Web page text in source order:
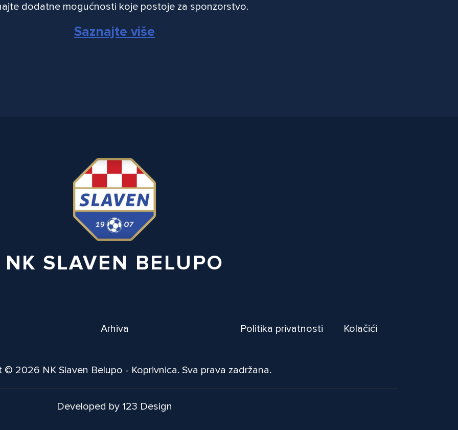
dodatne mogućnosti koje postoje za sponzorstvo.
Saznajte više
NK SLAVEN BELUPO
Arhiva Politika privatnosti Kolačići
© 2026 NK Slaven Belupo - Koprivnica. Sva prava zadržana.
Developed by 123 Design